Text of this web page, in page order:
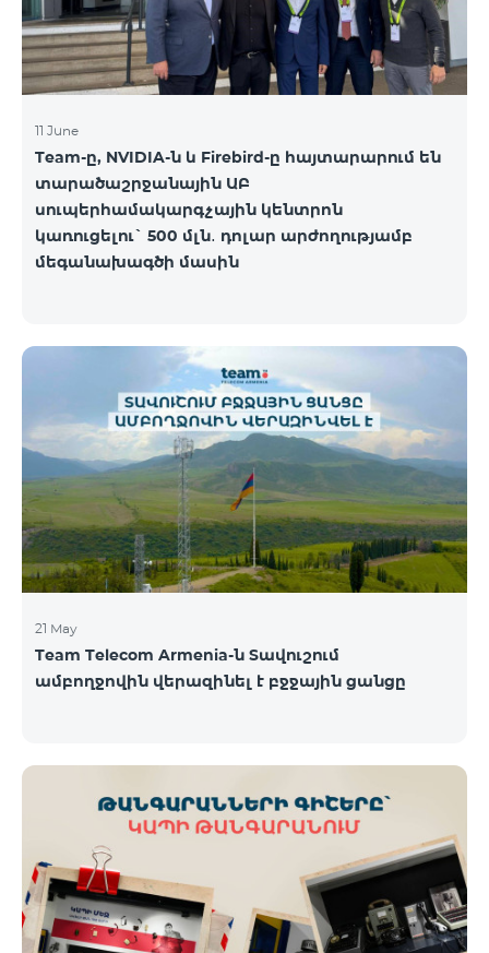
11 June
Team-ը, NVIDIA-ն և Firebird-ը հայտարարում են
տարածաշրջանային ԱԲ
սուպերհամակարգչային կենտրոն
կառուցելու` 500 մլն․ դոլար արժողությամբ
մեգանախագծի մասին
21 May
Team Telecom Armenia-ն Տավուշում
ամբողջովին վերազինել է բջջային ցանցը